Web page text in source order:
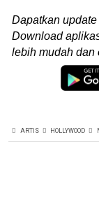
Dapatkan
Download
lebih mudah dan
ARTIS HOLLYWOOD